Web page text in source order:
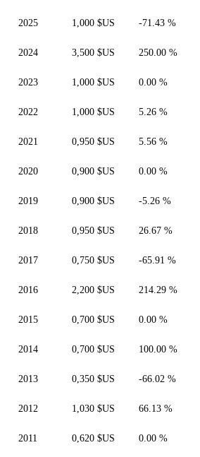
2025 1,000 $US -71.43 %
2024 3,500 $US 250.00 %
2023 1,000 $US 0.00 %
2022 1,000 $US 5.26 %
2021 0,950 $US 5.56 %
2020 0,900 $US 0.00 %
2019 0,900 $US -5.26 %
2018 0,950 $US 26.67 %
2017 0,750 $US -65.91 %
2016 2,200 $US 214.29 %
2015 0,700 $US 0.00 %
2014 0,700 $US 100.00 %
2013 0,350 $US -66.02 %
2012 1,030 $US 66.13 %
2011 0,620 $US 0.00 %